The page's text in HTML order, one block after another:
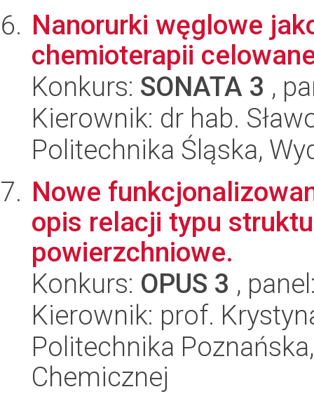
Nanorurki węglowe
chemioterapii
Konkurs: SONATA 3 ,
Kierownik: dr hab.
Politechnika Śląska,
Nowe
opis relacji typu
powierzchniowe.
Konkurs: OPUS 3 ,
Kierownik: prof.
Politechnika
Chemicznej